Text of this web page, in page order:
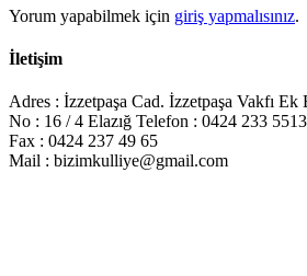
Yorum yapabilmek için giriş yapmalısınız.
İletişim
Adres : İzzetpaşa Cad. İzzetpaşa Vakfı Ek
No : 16 / 4 Elazığ Telefon : 0424 233
Fax : 0424 237 49 65
Mail : bizimkulliye@gmail.com